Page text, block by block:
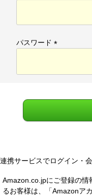
返品について
パスワード
須
連携サービスでログイン・
Amazon.co.jpにご登録の情
るお客様は、「Amazonア